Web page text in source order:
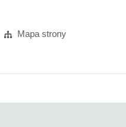
Mapa strony